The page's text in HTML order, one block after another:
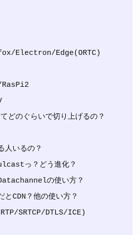
人いるの？
っ？どう進化？
の使い方？
SRTCP/DTLS/ICE)